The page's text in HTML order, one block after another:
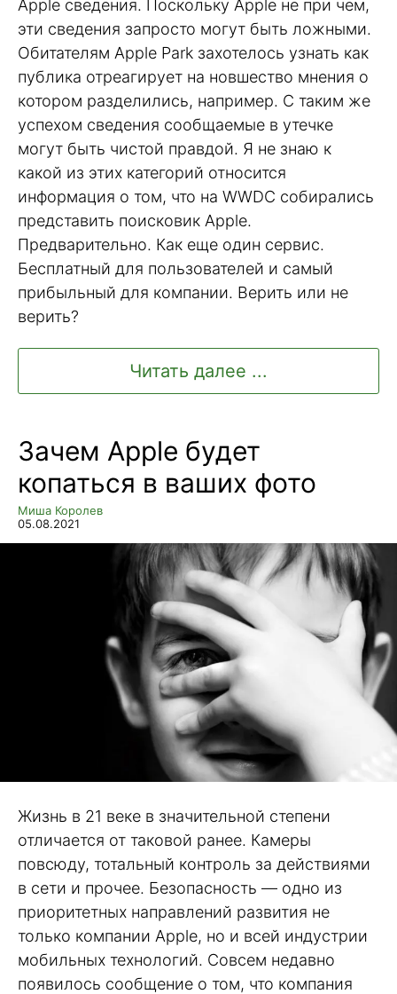
Apple сведения. Поскольку Apple не при чем,
эти сведения запросто могут быть ложными.
Обитателям Apple Park захотелось узнать как
публика отреагирует на новшество мнения о
котором разделились, например. С таким же
успехом сведения сообщаемые в утечке
могут быть чистой правдой. Я не знаю к
какой из этих категорий относится
информация о том, что на WWDC собирались
представить поисковик Apple.
Предварительно. Как еще один сервис.
Бесплатный для пользователей и самый
прибыльный для компании. Верить или не
верить?
Читать далее ...
Зачем Apple будет
копаться в ваших фото
Миша Королев
05.08.2021
Жизнь в 21 веке в значительной степени
отличается от таковой ранее. Камеры
повсюду, тотальный контроль за действиями
в сети и прочее. Безопасность — одно из
приоритетных направлений развития не
только компании Apple, но и всей индустрии
мобильных технологий. Совсем недавно
появилось сообщение о том, что компания